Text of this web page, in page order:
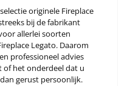
originele Fireplace
bij de fabrikant
allerlei soorten
Legato. Daarom
professioneel advies
of het onderdeel dat u
gerust persoonlijk.